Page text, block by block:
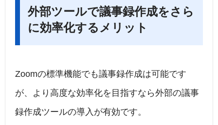
外部ツールで議事録作成をさら
に効率化するメリット
Zoomの標準機能でも議事録作成は可能です
が、より高度な効率化を目指すなら外部の議事
録作成ツールの導入が有効です。